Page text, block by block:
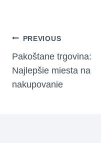
Navigácia
V
Článku
PREVIOUS
Pakoštane trgovina:
Najlepšie miesta na
nakupovanie